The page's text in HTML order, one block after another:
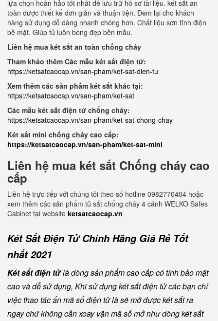
lựa chọn hoàn hảo tốt nhất để lưu trữ hồ sơ tài liệu. két sắt an
toàn được thiết kế đơn giản và thuận tiện. Đem lại cho khách
hàng sử dụng dễ dàng nhanh chóng hơn. Chất liệu sơn tĩnh điện
bề mặt. Giúp tủ luôn bóng đẹp bền mầu.
Liên hệ mua két sắt an toàn chống cháy
Tham khảo thêm Các mẫu két sắt điện tử:
https://ketsatcaocap.vn/san-pham/ket-sat-dien-tu
Xem thêm các sản phẩm két sắt khác tại:
https://ketsatcaocap.vn/san-pham/ket-sat
Các mẫu két sắt điện tử chống cháy:
https://ketsatcaocap.vn/san-pham/ket-sat-chong-chay
Két sắt mini chống cháy cao cấp:
https://ketsatcaocap.vn/san-pham/ket-sat-mini
Liên hệ mua két sắt Chống cháy cao
cấp
Liên hệ trực tiếp với chúng tôi theo số hotline 0982770404 hoặc
xem thêm các sản phẩm tủ sắt chống cháy 4 cánh WELKO Safes
Cabinet tại website ketsatcaocap.vn
Két Sắt Điện Tử Chính Hãng Giá Rẻ Tốt
nhất 2021
Két sắt điện tửlà dòng sản phẩm cao cấp có tính bảo mật
cao và dễ sử dụng, Khi sử dụng két sắt điện tử các bạn chỉ
việc thao tác ấn mã số điện tử là sẽ mở được két sắt ra
ngay chứ không cần xoay vặn mã số mở như dòng két sắt